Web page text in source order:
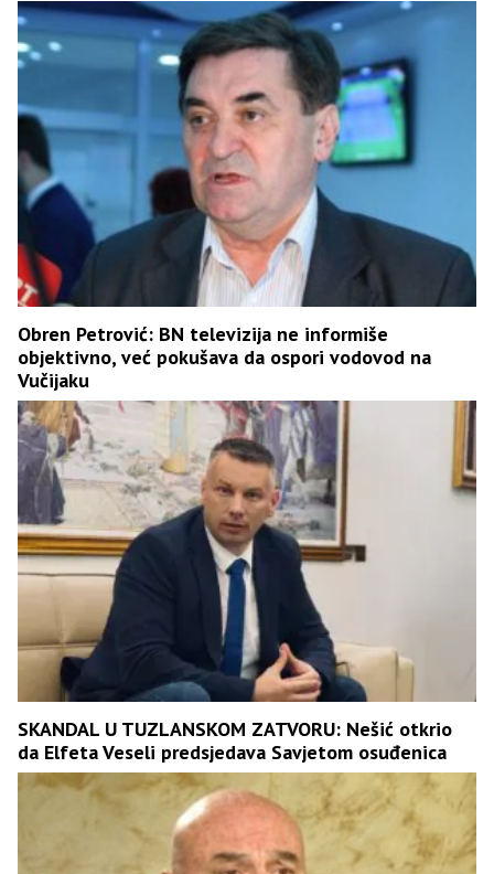
Obren Petrović: BN televizija ne informiše
objektivno, već pokušava da ospori vodovod na
Vučijaku
SKANDAL U TUZLANSKOM ZATVORU: Nešić otkrio
da Elfeta Veseli predsjedava Savjetom osuđenica